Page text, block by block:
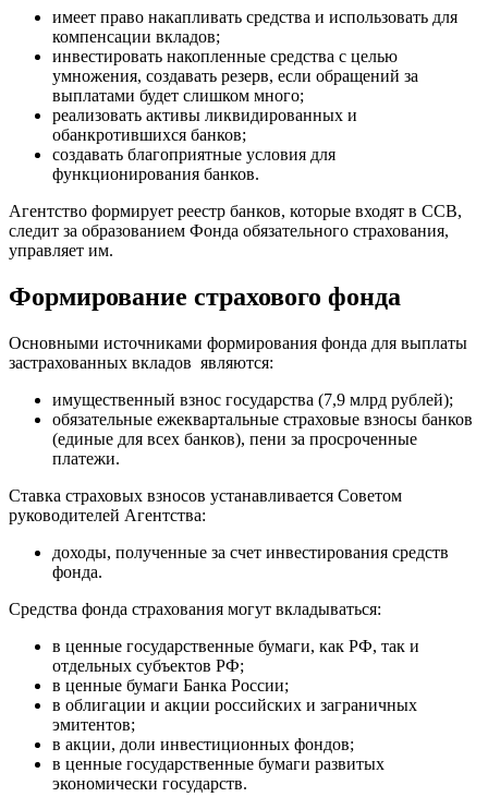
имеет право накапливать средства и использовать для
компенсации вкладов;
инвестировать накопленные средства с целью
умножения, создавать резерв, если обращений за
выплатами будет слишком много;
реализовать активы ликвидированных и
обанкротившихся банков;
создавать благоприятные условия для
функционирования банков.
Агентство формирует реестр банков, которые входят в ССВ,
следит за образованием Фонда обязательного страхования,
управляет им.
Формирование страхового фонда
Основными источниками формирования фонда для выплаты
застрахованных вкладов являются:
имущественный взнос государства (7,9 млрд рублей);
обязательные ежеквартальные страховые взносы банков
(единые для всех банков), пени за просроченные
платежи.
Ставка страховых взносов устанавливается Советом
руководителей Агентства:
доходы, полученные за счет инвестирования средств
фонда.
Средства фонда страхования могут вкладываться:
в ценные государственные бумаги, как РФ, так и
отдельных субъектов РФ;
в ценные бумаги Банка России;
в облигации и акции российских и заграничных
эмитентов;
в акции, доли инвестиционных фондов;
в ценные государственные бумаги развитых
экономически государств.